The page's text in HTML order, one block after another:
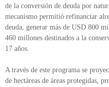
de la conversión de deuda por
mecanismo permitió refinanciar
deuda, generar más de USD 800
460 millones destinados a la
17 años.
A través de este programa se
de hectáreas de áreas protegidas,